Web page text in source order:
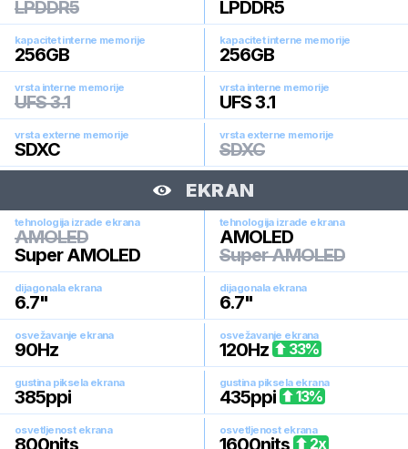
LPDDR5 LPDDR5
kapacitet interne memorije
256GB
kapacitet interne memorije
256GB
vrsta interne memorije
UFS 3.1
vrsta interne memorije
UFS 3.1
vrsta externe memorije
SDXC
vrsta externe memorije
SDXC
EKRAN
tehnologija izrade ekrana
AMOLED
Super AMOLED
tehnologija izrade ekrana
AMOLED
Super AMOLED
dijagonala ekrana
6.7"
dijagonala ekrana
6.7"
osvežavanje ekrana
90Hz
osvežavanje ekrana
120Hz 33%
gustina piksela ekrana
385ppi
gustina piksela ekrana
435ppi 13%
osvetljenost ekrana
800nits
osvetljenost ekrana
1600nits 2x